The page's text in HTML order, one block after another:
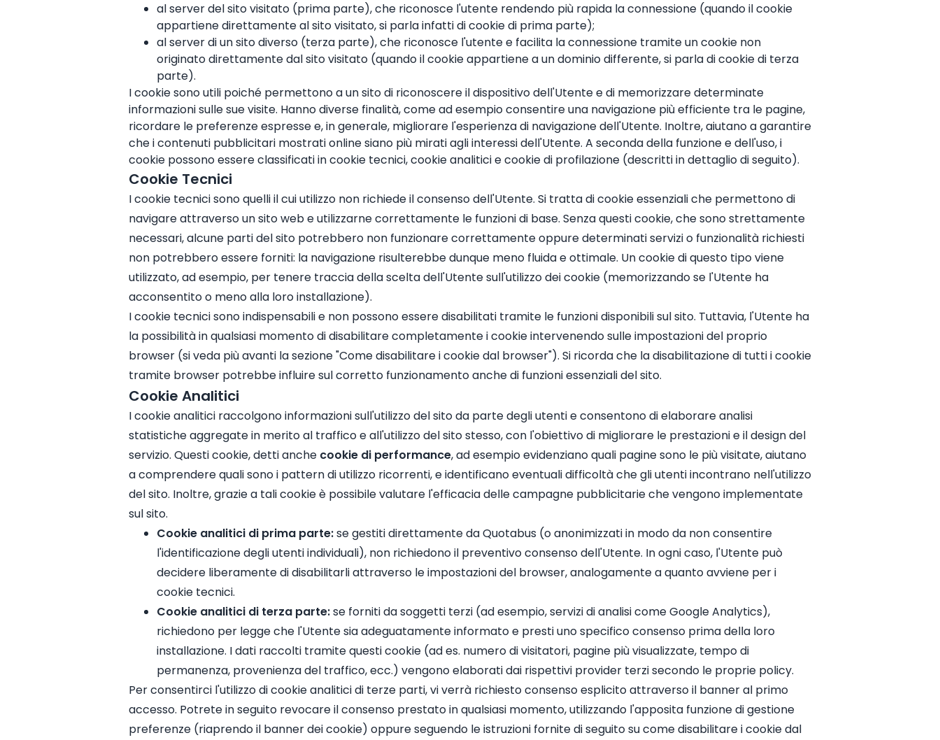
al server del sito visitato (prima parte), che riconosce l'utente rendendo più rapida la connessione (quando il cookie
appartiene direttamente al sito visitato, si parla infatti di cookie di prima parte);
al server di un sito diverso (terza parte), che riconosce l'utente e facilita la connessione tramite un cookie non
originato direttamente dal sito visitato (quando il cookie appartiene a un dominio differente, si parla di cookie di terza
parte).
I cookie sono utili poiché permettono a un sito di riconoscere il dispositivo dell'Utente e di memorizzare determinate
informazioni sulle sue visite. Hanno diverse finalità, come ad esempio consentire una navigazione più efficiente tra le pagine,
ricordare le preferenze espresse e, in generale, migliorare l'esperienza di navigazione dell'Utente. Inoltre, aiutano a garantire
che i contenuti pubblicitari mostrati online siano più mirati agli interessi dell'Utente. A seconda della funzione e dell'uso, i
cookie possono essere classificati in cookie tecnici, cookie analitici e cookie di profilazione (descritti in dettaglio di seguito).
Cookie Tecnici
I cookie tecnici sono quelli il cui utilizzo non richiede il consenso dell'Utente. Si tratta di cookie essenziali che permettono di
navigare attraverso un sito web e utilizzarne correttamente le funzioni di base. Senza questi cookie, che sono strettamente
necessari, alcune parti del sito potrebbero non funzionare correttamente oppure determinati servizi o funzionalità richiesti
non potrebbero essere forniti: la navigazione risulterebbe dunque meno fluida e ottimale. Un cookie di questo tipo viene
utilizzato, ad esempio, per tenere traccia della scelta dell'Utente sull'utilizzo dei cookie (memorizzando se l'Utente ha
acconsentito o meno alla loro installazione).
I cookie tecnici sono indispensabili e non possono essere disabilitati tramite le funzioni disponibili sul sito. Tuttavia, l'Utente ha
la possibilità in qualsiasi momento di disabilitare completamente i cookie intervenendo sulle impostazioni del proprio
browser (si veda più avanti la sezione "Come disabilitare i cookie dal browser"). Si ricorda che la disabilitazione di tutti i cookie
tramite browser potrebbe influire sul corretto funzionamento anche di funzioni essenziali del sito.
Cookie Analitici
I cookie analitici raccolgono informazioni sull'utilizzo del sito da parte degli utenti e consentono di elaborare analisi
statistiche aggregate in merito al traffico e all'utilizzo del sito stesso, con l'obiettivo di migliorare le prestazioni e il design del
servizio. Questi cookie, detti anche cookie di performance, ad esempio evidenziano quali pagine sono le più visitate, aiutano
a comprendere quali sono i pattern di utilizzo ricorrenti, e identificano eventuali difficoltà che gli utenti incontrano nell'utilizzo
del sito. Inoltre, grazie a tali cookie è possibile valutare l'efficacia delle campagne pubblicitarie che vengono implementate
sul sito.
Cookie analitici di prima parte:se gestiti direttamente da Quotabus (o anonimizzati in modo da non consentire
l'identificazione degli utenti individuali), non richiedono il preventivo consenso dell'Utente. In ogni caso, l'Utente può
decidere liberamente di disabilitarli attraverso le impostazioni del browser, analogamente a quanto avviene per i
cookie tecnici.
Cookie analitici di terza parte:se forniti da soggetti terzi (ad esempio, servizi di analisi come Google Analytics),
richiedono per legge che l'Utente sia adeguatamente informato e presti uno specifico consenso prima della loro
installazione. I dati raccolti tramite questi cookie (ad es. numero di visitatori, pagine più visualizzate, tempo di
permanenza, provenienza del traffico, ecc.) vengono elaborati dai rispettivi provider terzi secondo le proprie policy.
Per consentirci l'utilizzo di cookie analitici di terze parti, vi verrà richiesto consenso esplicito attraverso il banner al primo
accesso. Potrete in seguito revocare il consenso prestato in qualsiasi momento, utilizzando l'apposita funzione di gestione
preferenze (riaprendo il banner dei cookie) oppure seguendo le istruzioni fornite di seguito su come disabilitare i cookie dal